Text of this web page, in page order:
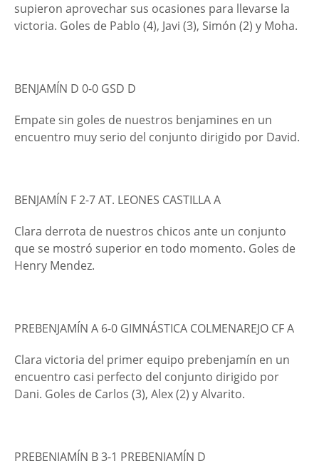
supieron aprovechar sus ocasiones para llevarse la
victoria. Goles de Pablo (4), Javi (3), Simón (2) y Moha.
BENJAMÍN D 0-0 GSD D
Empate sin goles de nuestros benjamines en un
encuentro muy serio del conjunto dirigido por David.
BENJAMÍN F 2-7 AT. LEONES CASTILLA A
Clara derrota de nuestros chicos ante un conjunto
que se mostró superior en todo momento. Goles de
Henry Mendez.
PREBENJAMÍN A 6-0 GIMNÁSTICA COLMENAREJO CF A
Clara victoria del primer equipo prebenjamín en un
encuentro casi perfecto del conjunto dirigido por
Dani. Goles de Carlos (3), Alex (2) y Alvarito.
PREBENJAMÍN B 3-1 PREBENJAMÍN D